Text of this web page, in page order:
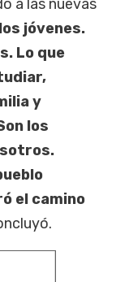
a las nuevas
jóvenes.
Lo que
y
los
el camino